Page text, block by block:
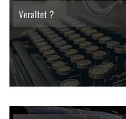
Veraltet ?